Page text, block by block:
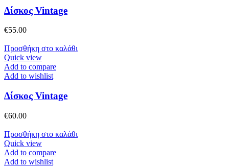
Δίσκος Vintage
€55.00
Προσθήκη στο καλάθι
Quick view
Add to compare
Add to wishlist
Δίσκος Vintage
€60.00
Προσθήκη στο καλάθι
Quick view
Add to compare
Add to wishlist